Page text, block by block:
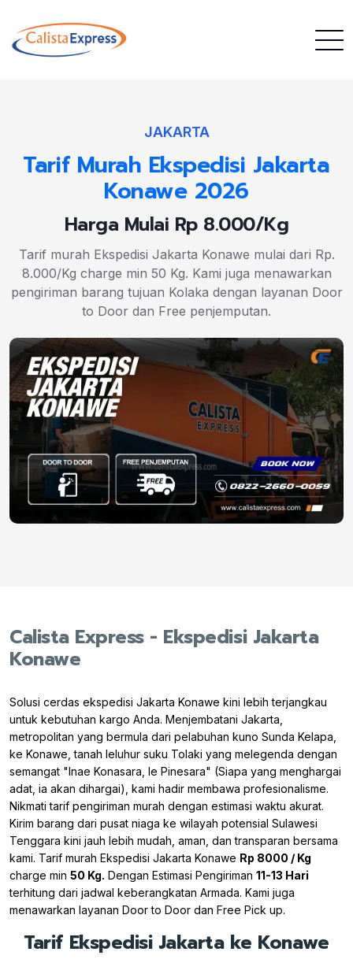
JAKARTA
Tarif Murah Ekspedisi Jakarta
Konawe 2026
Harga Mulai Rp 8.000/Kg
Tarif murah Ekspedisi Jakarta Konawe mulai dari Rp.
8.000/Kg charge min 50 Kg. Kami juga menawarkan
pengiriman barang tujuan Kolaka dengan layanan Door
to Door dan Free penjemputan.
Calista Express - Ekspedisi Jakarta
Konawe
Solusi cerdas ekspedisi Jakarta Konawe kini lebih terjangkau
untuk kebutuhan kargo Anda. Menjembatani Jakarta,
metropolitan yang bermula dari pelabuhan kuno Sunda Kelapa,
ke Konawe, tanah leluhur suku Tolaki yang melegenda dengan
semangat "Inae Konasara, Ie Pinesara" (Siapa yang menghargai
adat, ia akan dihargai), kami hadir membawa profesionalisme.
Nikmati tarif pengiriman murah dengan estimasi waktu akurat.
Kirim barang dari pusat niaga ke wilayah potensial Sulawesi
Tenggara kini jauh lebih mudah, aman, dan transparan bersama
kami. Tarif murah Ekspedisi Jakarta Konawe Rp 8000 / Kg
charge min 50 Kg. Dengan Estimasi Pengiriman 11-13 Hari
terhitung dari jadwal keberangkatan Armada. Kami juga
menawarkan layanan Door to Door dan Free Pick up.
Tarif Ekspedisi Jakarta ke Konawe